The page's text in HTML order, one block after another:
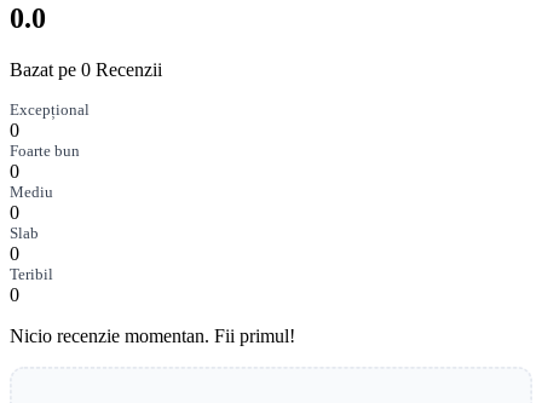
0.0
Bazat pe 0 Recenzii
Excepțional
0
Foarte bun
0
Mediu
0
Slab
0
Teribil
0
Nicio recenzie momentan. Fii primul!